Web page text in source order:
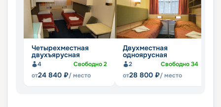
Четырехместная
двухъярусная
4 Свободно2
от24 840 ₽/ место
Двухместная
одноярусная
2 Свободно34
от28 800 ₽/ место